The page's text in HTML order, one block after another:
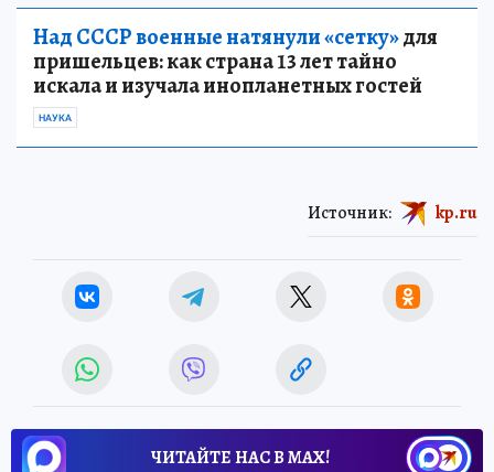
Над СССР военные натянули «сетку»для
пришельцев: как страна 13 лет тайно
искала и изучала инопланетных гостей
НАУКА
Источник: kp.ru
ЧИТАЙТЕ НАС В МАХ!